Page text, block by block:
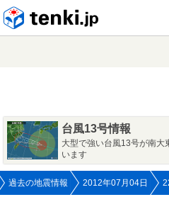
台風13号情報
大型で強い台風13号が南
います
過去の地震情報 2012年07月04日